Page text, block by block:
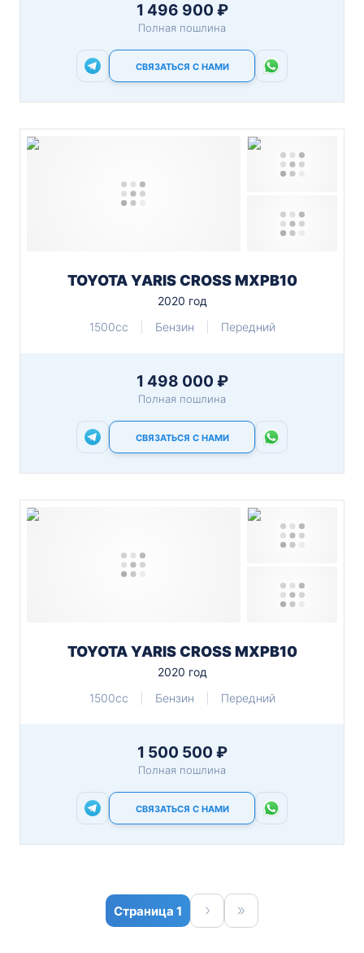
1 496 900 ₽
Полная пошлина
СВЯЗАТЬСЯ С НАМИ
TOYOTA YARIS CROSS MXPB10
2020 год
1500cc
Бензин Передний
1 498 000 ₽
Полная пошлина
СВЯЗАТЬСЯ С НАМИ
TOYOTA YARIS CROSS MXPB10
2020 год
1500cc
Бензин Передний
1 500 500 ₽
Полная пошлина
СВЯЗАТЬСЯ С НАМИ
1